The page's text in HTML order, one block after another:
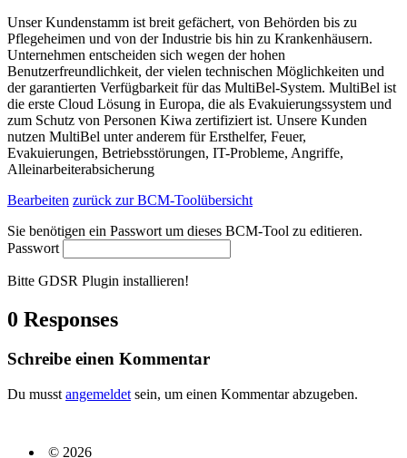
Unser Kundenstamm ist breit gefächert, von Behörden bis zu
Pflegeheimen und von der Industrie bis hin zu Krankenhäusern.
Unternehmen entscheiden sich wegen der hohen
Benutzerfreundlichkeit, der vielen technischen Möglichkeiten und
der garantierten Verfügbarkeit für das MultiBel-System. MultiBel ist
die erste Cloud Lösung in Europa, die als Evakuierungssystem und
zum Schutz von Personen Kiwa zertifiziert ist. Unsere Kunden
nutzen MultiBel unter anderem für Ersthelfer, Feuer,
Evakuierungen, Betriebsstörungen, IT-Probleme, Angriffe,
Alleinarbeiterabsicherung
Bearbeiten zurück zur BCM-Toolübersicht
Sie benötigen ein Passwort um dieses BCM-Tool zu editieren.
Passwort
Bitte GDSR Plugin installieren!
0 Responses
Schreibe einen Kommentar
Du musst angemeldet sein, um einen Kommentar abzugeben.
© 2026